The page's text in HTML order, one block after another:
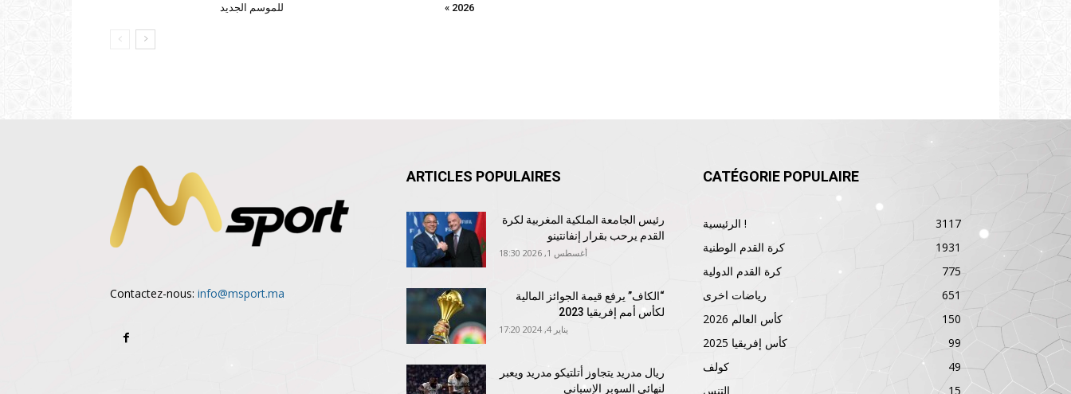
للموسم الجديد
2026 »
Contactez-nous: info@msport.ma
ARTICLES POPULAIRES
رئيس الجامعة الملكية المغربية لكرة
القدم يرحب بقرار إنفانتينو
أغسطس 1, 2026 18:30
“الكاف” يرفع قيمة الجوائز المالية
لكأس أمم إفريقيا 2023
يناير 4, 2024 17:20
ريال مدريد يتجاوز أتلتيكو مدريد ويعبر
لنهائي السوبر الإسباني
CATÉGORIE POPULAIRE
الرئيسية !
3117
كرة القدم الوطنية
1931
كرة القدم الدولية
775
رياضات اخرى
651
كأس العالم 2026
150
كأس إفريقيا 2025
99
كولف
49
التنس
15